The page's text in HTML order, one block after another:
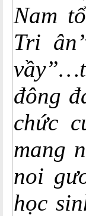
Nam
Tri
đông
chức
mang
noi
học